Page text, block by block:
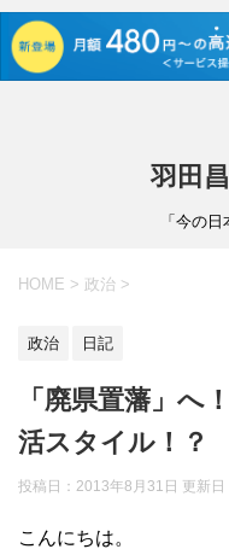
羽田
「今の
HOME > 政治 >
政治 日記
「廃県置藩」へ
活スタイル！？
投稿日：2013年8月31日 更新日
こんにちは。